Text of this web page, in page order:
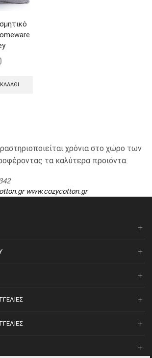
χρόνια στο χώρο των
τα καλύτερα προιόντα.
www.cozycotton.gr